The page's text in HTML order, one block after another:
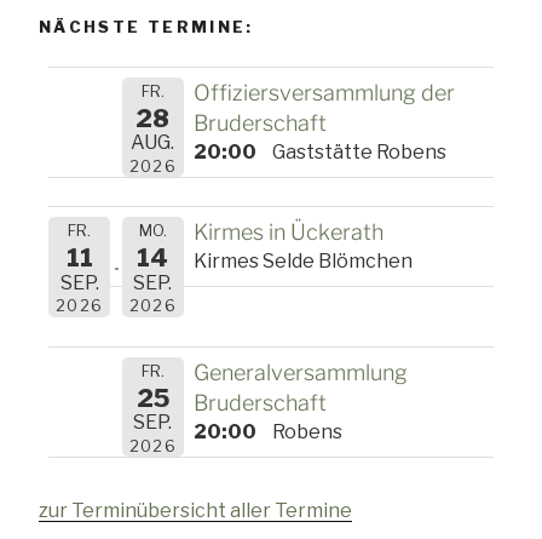
NÄCHSTE TERMINE:
FR.
28
AUG.
2026
Offiziersversammlung der
Bruderschaft
20:00 Gaststätte Robens
FR.
11
SEP.
2026
MO.
14
SEP.
2026
Kirmes in Ückerath
Kirmes Selde Blömchen
FR.
25
SEP.
2026
Generalversammlung
Bruderschaft
20:00 Robens
zur Terminübersicht aller Termine